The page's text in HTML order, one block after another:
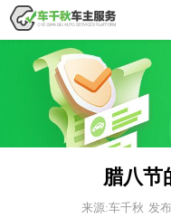
腊八节
来源:车千秋 发